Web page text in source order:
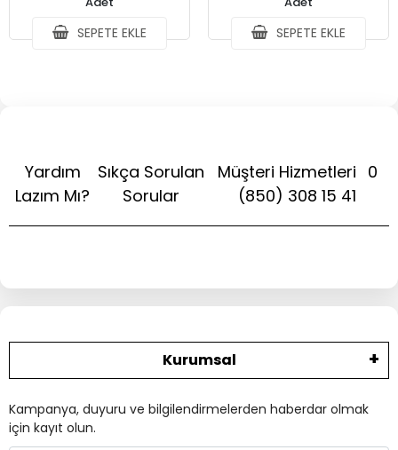
SEPETE EKLE SEPETE EKLE
Yardım
Lazım Mı?
Sıkça Sorulan
Sorular
Müşteri Hizmetleri 0
(850) 308 15 41
Kurumsal
Kampanya, duyuru ve bilgilendirmelerden haberdar olmak
için kayıt olun.